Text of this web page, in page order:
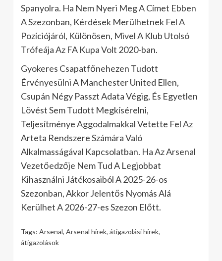
Spanyolra. Ha Nem Nyeri Meg A Címet Ebben
A Szezonban, Kérdések Merülhetnek Fel A
Pozíciójáról, Különösen, Mivel A Klub Utolsó
Trófeája Az FA Kupa Volt 2020-ban.
Gyokeres Csapatfőnehezen Tudott
Érvényesülni A Manchester United Ellen,
Csupán Négy Passzt Adata Végig, És Egyetlen
Lövést Sem Tudott Megkísérelni,
Teljesítménye Aggodalmakkal Vetette Fel Az
Arteta Rendszere Számára Való
Alkalmasságával Kapcsolatban. Ha Az Arsenal
Vezetőedzője Nem Tud A Legjobbat
Kihasználni Játékosaiból A 2025-26-os
Szezonban, Akkor Jelentős Nyomás Alá
Kerülhet A 2026-27-es Szezon Előtt.
Tags: Arsenal, Arsenal hírek, átigazolási hírek,
átigazolások